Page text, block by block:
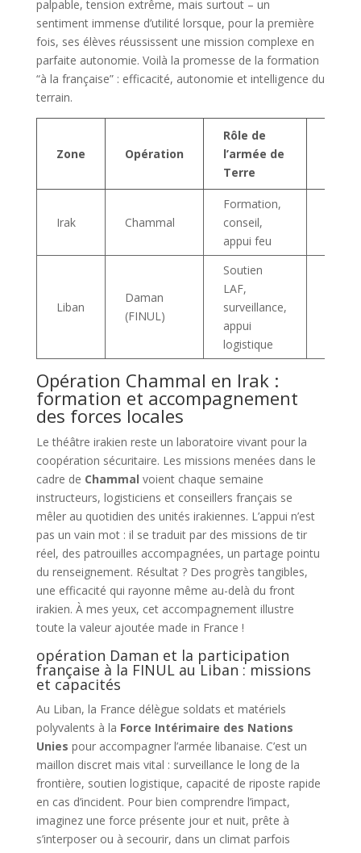
palpable, tension extrême, mais surtout – un
sentiment immense d’utilité lorsque, pour la première
fois, ses élèves réussissent une mission complexe en
parfaite autonomie. Voilà la promesse de la formation
“à la française” : efficacité, autonomie et intelligence du
terrain.
Zone Opération
Rôle de
l’armée de
Terre
Irak Chammal
Formation,
conseil,
appui feu
Liban
Daman
(FINUL)
Soutien
LAF,
surveillance,
appui
logistique
Opération Chammal en Irak :
formation et accompagnement
des forces locales
Le théâtre irakien reste un laboratoire vivant pour la
coopération sécuritaire. Les missions menées dans le
cadre de Chammal voient chaque semaine
instructeurs, logisticiens et conseillers français se
mêler au quotidien des unités irakiennes. L’appui n’est
pas un vain mot : il se traduit par des missions de tir
réel, des patrouilles accompagnées, un partage pointu
du renseignement. Résultat ? Des progrès tangibles,
une efficacité qui rayonne même au-delà du front
irakien. À mes yeux, cet accompagnement illustre
toute la valeur ajoutée made in France !
opération Daman et la participation
française à la FINUL au Liban : missions
et capacités
Au Liban, la France délègue soldats et matériels
polyvalents à la Force Intérimaire des Nations
Unies pour accompagner l’armée libanaise. C’est un
maillon discret mais vital : surveillance le long de la
frontière, soutien logistique, capacité de riposte rapide
en cas d’incident. Pour bien comprendre l’impact,
imaginez une force présente jour et nuit, prête à
s’interposer ou à secourir, dans un climat parfois